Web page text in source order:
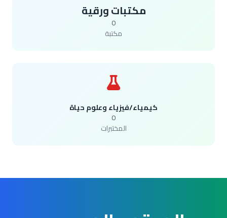
مكتبات ورقية
0
مكتبة
كيمياء/فيزياء وعلوم حياة
0
المختبرات